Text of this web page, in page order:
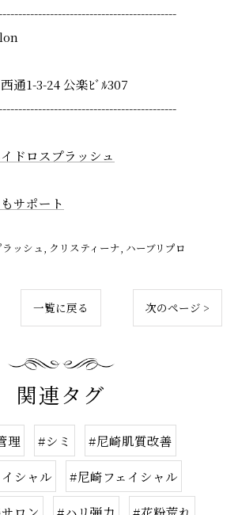
通1-3-24 公楽ﾋﾞﾙ307
ドロスプラッシュ
サポート
ッシュ クリスティーナ ハーブリプロ
一覧に戻る 次のページ >
関連タグ
理 #シミ #尼崎肌質改善
シャル #尼崎フェイシャル
ロン #ハリ弾力 #花粉荒れ